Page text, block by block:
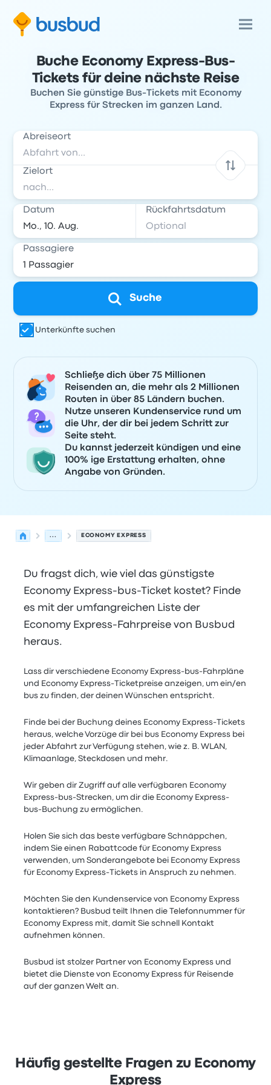
Buche Economy Express-Bus-
Tickets für deine nächste Reise
Buchen Sie günstige Bus-Tickets mit Economy
Express für Strecken im ganzen Land.
Abreiseort
Zielort
Datum Rückfahrtsdatum
Passagiere
Suche
Unterkünfte suchen
Schließe dich über 75 Millionen
Reisenden an, die mehr als 2 Millionen
Routen in über 85 Ländern buchen.
Nutze unseren Kundenservice rund um
die Uhr, der dir bei jedem Schritt zur
Seite steht.
Du kannst jederzeit kündigen und eine
100% ige Erstattung erhalten, ohne
Angabe von Gründen.
... ECONOMY EXPRESS
Du fragst dich, wie viel das günstigste
Economy Express-bus-Ticket kostet? Finde
es mit der umfangreichen Liste der
Economy Express-Fahrpreise von Busbud
heraus.
Lass dir verschiedene Economy Express-bus-Fahrpläne
und Economy Express-Ticketpreise anzeigen, um ein/en
bus zu finden, der deinen Wünschen entspricht.
Finde bei der Buchung deines Economy Express-Tickets
heraus, welche Vorzüge dir bei bus Economy Express bei
jeder Abfahrt zur Verfügung stehen, wie z. B. WLAN,
Klimaanlage, Steckdosen und mehr.
Wir geben dir Zugriff auf alle verfügbaren Economy
Express-bus-Strecken, um dir die Economy Express-
bus-Buchung zu ermöglichen.
Holen Sie sich das beste verfügbare Schnäppchen,
indem Sie einen Rabattcode für Economy Express
verwenden, um Sonderangebote bei Economy Express
für Economy Express-Tickets in Anspruch zu nehmen.
Möchten Sie den Kundenservice von Economy Express
kontaktieren? Busbud teilt Ihnen die Telefonnummer für
Economy Express mit, damit Sie schnell Kontakt
aufnehmen können.
Busbud ist stolzer Partner von Economy Express und
bietet die Dienste von Economy Express für Reisende
auf der ganzen Welt an.
Häufig gestellte Fragen zu Economy
Express